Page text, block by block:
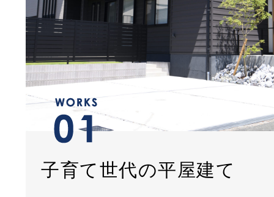
子育て世代の平屋建て